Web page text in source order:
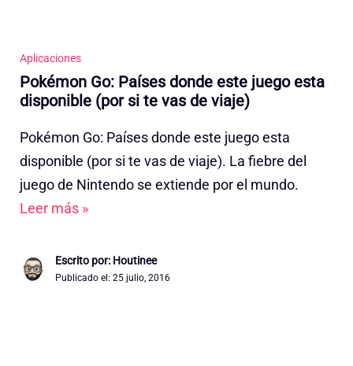
Aplicaciones
Pokémon Go: Países donde este juego esta
disponible (por si te vas de viaje)
Pokémon Go: Países donde este juego esta
disponible (por si te vas de viaje). La fiebre del
juego de Nintendo se extiende por el mundo.
Leer más »
Escrito por: Houtinee
Publicado el: 25 julio, 2016